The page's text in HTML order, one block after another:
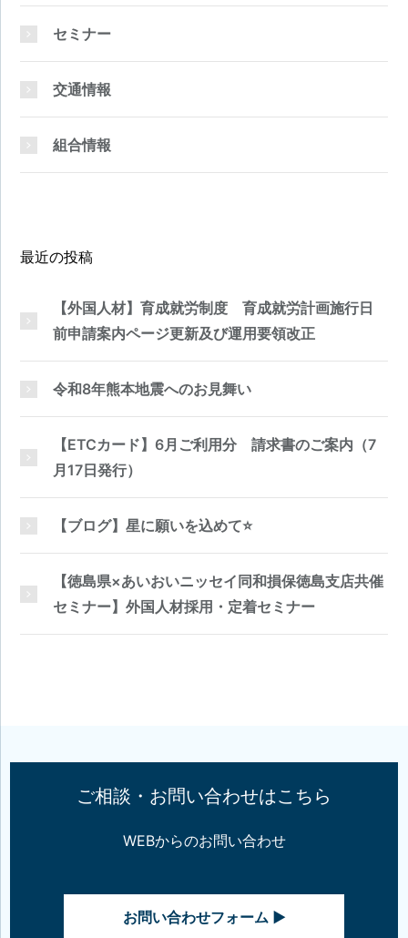
セミナー
交通情報
組合情報
最近の投稿
【外国人材】育成就労制度 育成就労計画施行日
前申請案内ページ更新及び運用要領改正
令和8年熊本地震へのお見舞い
【ETCカード】6月ご利用分 請求書のご案内（7
月17日発行）
【ブログ】星に願いを込めて⭐
【徳島県×あいおいニッセイ同和損保徳島支店共催
セミナー】外国人材採用・定着セミナー
ご相談・お問い合わせはこちら
WEBからのお問い合わせ
お問い合わせフォーム ▶